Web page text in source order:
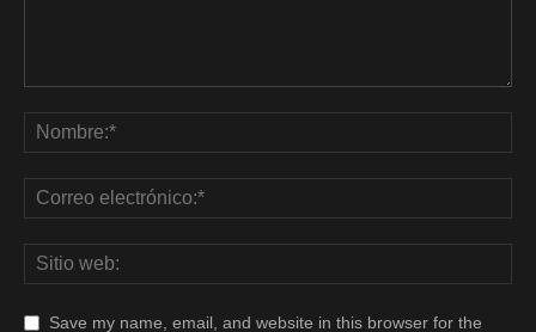
Save my name, email, and website in this browser for the